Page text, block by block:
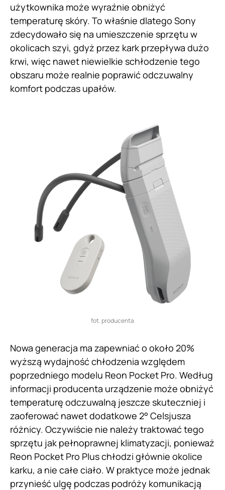
użytkownika może wyraźnie obniżyć
temperaturę skóry. To właśnie dlatego Sony
zdecydowało się na umieszczenie sprzętu w
okolicach szyi, gdyż przez kark przepływa dużo
krwi, więc nawet niewielkie schłodzenie tego
obszaru może realnie poprawić odczuwalny
komfort podczas upałów.
fot. producenta
Nowa generacja ma zapewniać o około 20%
wyższą wydajność chłodzenia względem
poprzedniego modelu Reon Pocket Pro. Według
informacji producenta urządzenie może obniżyć
temperaturę odczuwalną jeszcze skuteczniej i
zaoferować nawet dodatkowe 2° Celsjusza
różnicy. Oczywiście nie należy traktować tego
sprzętu jak pełnoprawnej klimatyzacji, ponieważ
Reon Pocket Pro Plus chłodzi głównie okolice
karku, a nie całe ciało. W praktyce może jednak
przynieść ulgę podczas podróży komunikacją